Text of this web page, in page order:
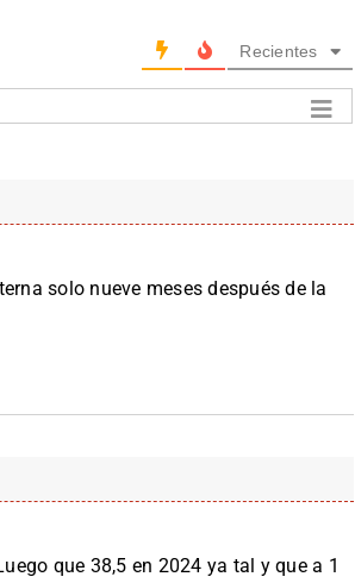
Recientes
solo nueve meses después de la
que 38,5 en 2024 ya tal y que a 1